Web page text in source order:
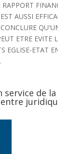
AUSSI
ETRE EVITE
EGLISE-ETAT
service de